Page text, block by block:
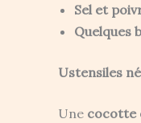
Sel et
Quelques
Ustensiles
Une cocotte